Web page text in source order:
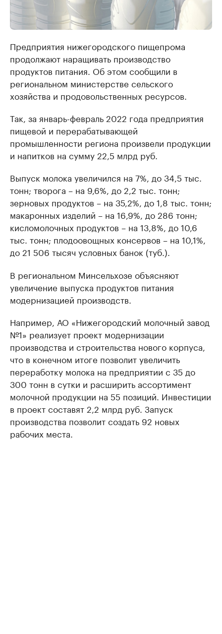
Предприятия нижегородского пищепрома
продолжают наращивать производство
продуктов питания. Об этом сообщили в
региональном министерстве сельского
хозяйства и продовольственных ресурсов.
Так, за январь-февраль 2022 года предприятия
пищевой и перерабатывающей
промышленности региона произвели продукции
и напитков на сумму 22,5 млрд руб.
Выпуск молока увеличился на 7%, до 34,5 тыс.
тонн; творога – на 9,6%, до 2,2 тыс. тонн;
зерновых продуктов – на 35,2%, до 1,8 тыс. тонн;
макаронных изделий – на 16,9%, до 286 тонн;
кисломолочных продуктов – на 13,8%, до 10,6
тыс. тонн; плодоовощных консервов – на 10,1%,
до 21 506 тысяч условных банок (туб.).
В региональном Минсельхозе объясняют
увеличение выпуска продуктов питания
модернизацией производств.
Например, АО «Нижегородский молочный завод
№1» реализует проект модернизации
производства и строительства нового корпуса,
что в конечном итоге позволит увеличить
переработку молока на предприятии с 35 до
300 тонн в сутки и расширить ассортимент
молочной продукции на 55 позиций. Инвестиции
в проект составят 2,2 млрд руб. Запуск
производства позволит создать 92 новых
рабочих места.